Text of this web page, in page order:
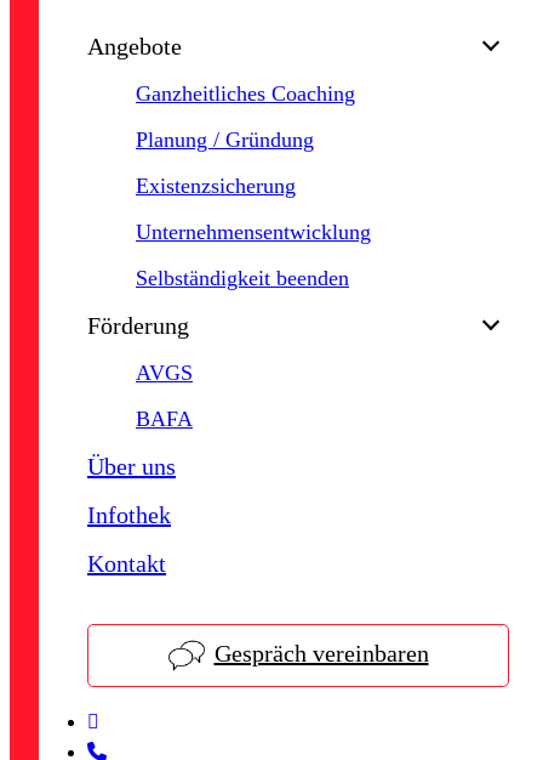
Angebote
Ganzheitliches Coaching
Planung / Gründung
Existenzsicherung
Unternehmensentwicklung
Selbständigkeit beenden
Förderung
AVGS
BAFA
Über uns
Infothek
Kontakt
Gespräch vereinbaren
linkedin
phone